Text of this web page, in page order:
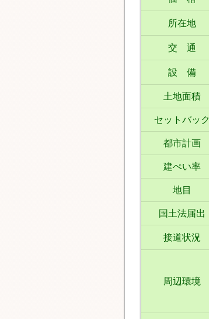
所在地
交 通
設 備
土地面積
セットバック
都市計画
建ぺい率
地目
国土法届出
接道状況
周辺環境